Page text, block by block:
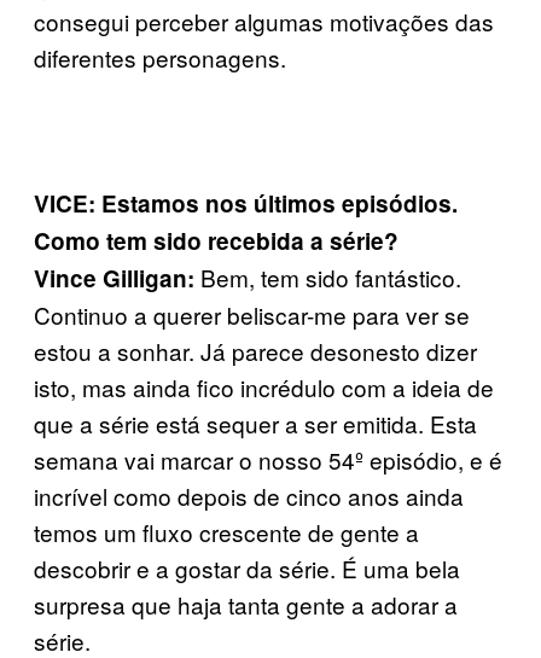
consegui perceber algumas motivações das
diferentes personagens.
VICE: Estamos nos últimos episódios.
Como tem sido recebida a série?
Vince Gilligan: Bem, tem sido fantástico.
Continuo a querer beliscar-me para ver se
estou a sonhar. Já parece desonesto dizer
isto, mas ainda fico incrédulo com a ideia de
que a série está sequer a ser emitida. Esta
semana vai marcar o nosso 54º episódio, e é
incrível como depois de cinco anos ainda
temos um fluxo crescente de gente a
descobrir e a gostar da série. É uma bela
surpresa que haja tanta gente a adorar a
série.